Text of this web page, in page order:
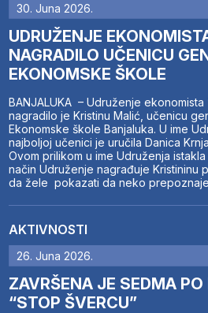
30. Juna 2026.
UDRUŽENJE
NAGRADILO UČENICU
EKONOMSKE ŠKOLE
BANJALUKA – Udruženje ekonomista
nagradilo je Kristinu Malić, učenicu
Ekonomske škole Banjaluka. U ime
najboljoj učenici je uručila Danica
Ovom prilikom u ime Udruženja
način Udruženje nagrađuje Kristininu
da žele pokazati da neko
AKTIVNOSTI
26. Juna 2026.
ZAVRŠENA JE SEDMA
“STOP ŠVERCU”